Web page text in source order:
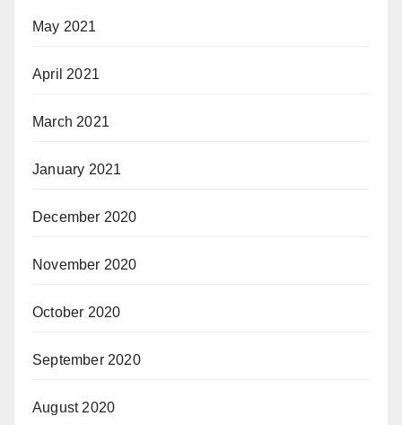
May 2021
April 2021
March 2021
January 2021
December 2020
November 2020
October 2020
September 2020
August 2020